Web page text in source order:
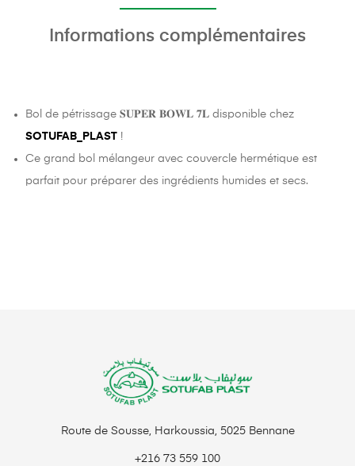
Informations complémentaires
Bol de pétrissage 𝐒𝐔𝐏𝐄𝐑 𝐁𝐎𝐖𝐋 𝟕𝐋 disponible chez
SOTUFAB_PLAST !
Ce grand bol mélangeur avec couvercle hermétique est
parfait pour préparer des ingrédients humides et secs.
Route de Sousse, Harkoussia, 5025 Bennane
+216 73 559 100